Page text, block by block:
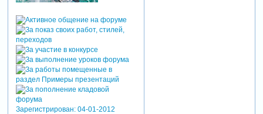
Зарегистрирован: 04-01-2012